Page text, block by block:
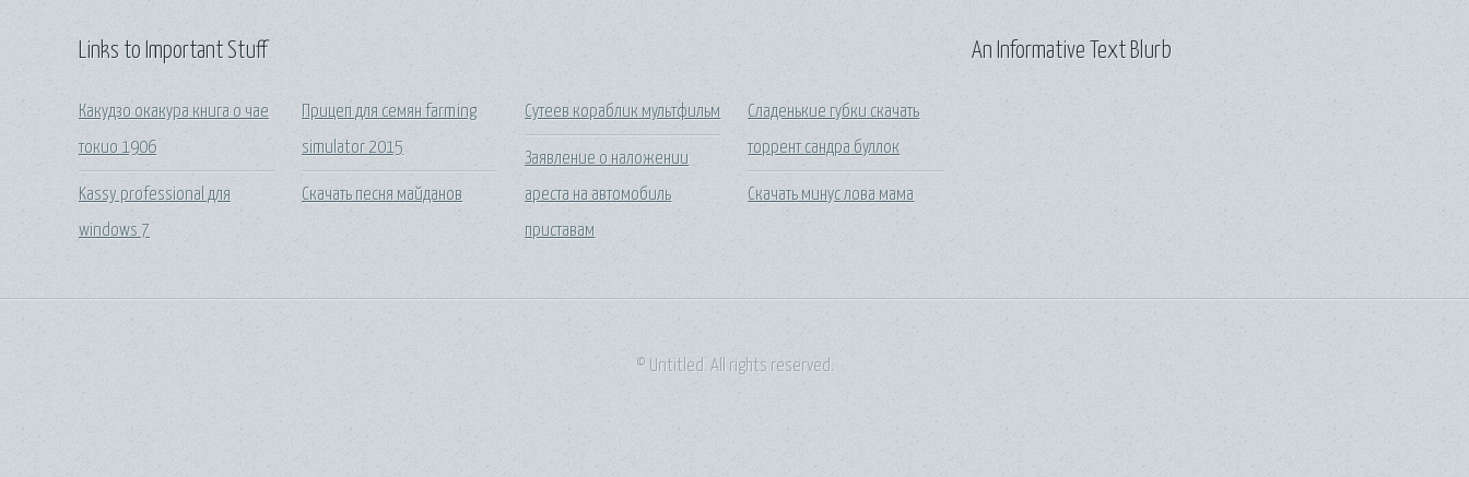
Links to Important Stuff
Какудзо окакура книга о чае
токио 1906
Kassy professional для
windows 7
Прицеп для семян farming
simulator 2015
Скачать песня майданов
Сутеев кораблик мультфильм
Заявление о наложении
ареста на автомобиль
приставам
Сладенькие губки скачать
торрент сандра буллок
Скачать минус лова мама
An Informative Text Blurb
© Untitled. All rights reserved.